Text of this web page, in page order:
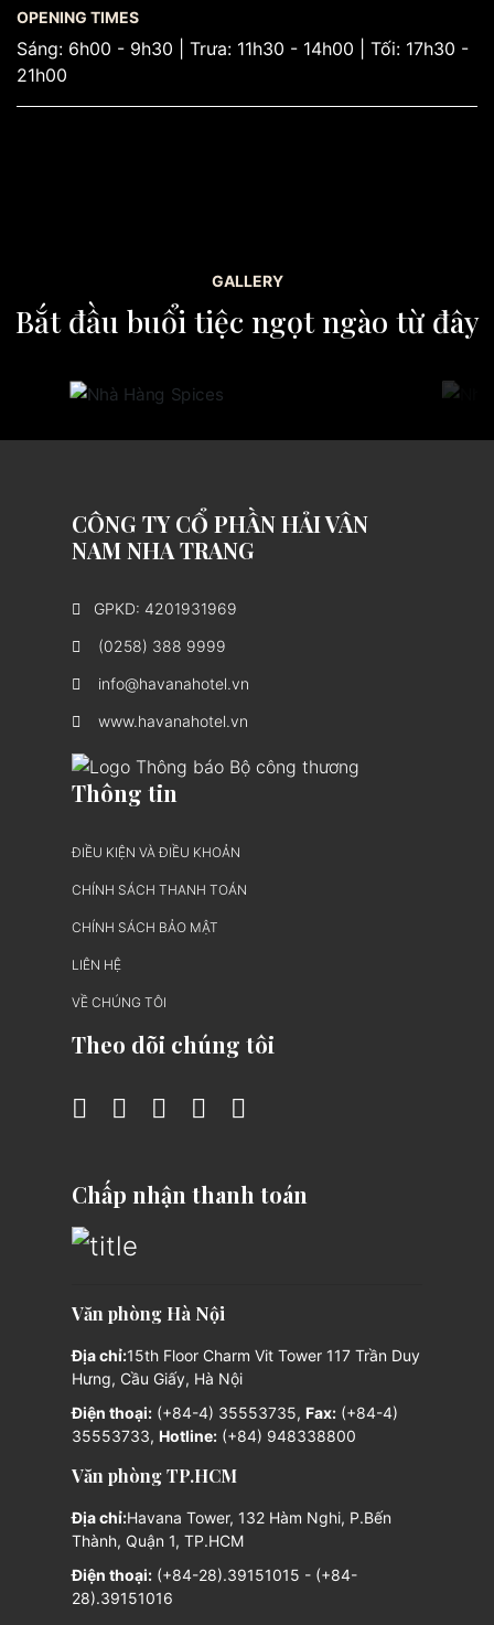
OPENING TIMES
Sáng: 6h00 - 9h30 | Trưa: 11h30 - 14h00 | Tối: 17h30 -
21h00
GALLERY
Bắt đầu buổi tiệc ngọt ngào từ đây
CÔNG TY CỔ PHẦN HẢI VÂN
NAM NHA TRANG
GPKD: 4201931969
(0258) 388 9999
info@havanahotel.vn
www.havanahotel.vn
Thông tin
ĐIỀU KIỆN VÀ ĐIỀU KHOẢN
CHÍNH SÁCH THANH TOÁN
CHÍNH SÁCH BẢO MẬT
LIÊN HỆ
VỀ CHÚNG TÔI
Theo dõi chúng tôi
Chấp nhận thanh toán
Văn phòng Hà Nội
Địa chỉ:15th Floor Charm Vit Tower 117 Trần Duy
Hưng, Cầu Giấy, Hà Nội
Điện thoại: (+84-4) 35553735, Fax: (+84-4)
35553733, Hotline: (+84) 948338800
Văn phòng TP.HCM
Địa chỉ:Havana Tower, 132 Hàm Nghi, P.Bến
Thành, Quận 1, TP.HCM
Điện thoại: (+84-28).39151015 - (+84-
28).39151016